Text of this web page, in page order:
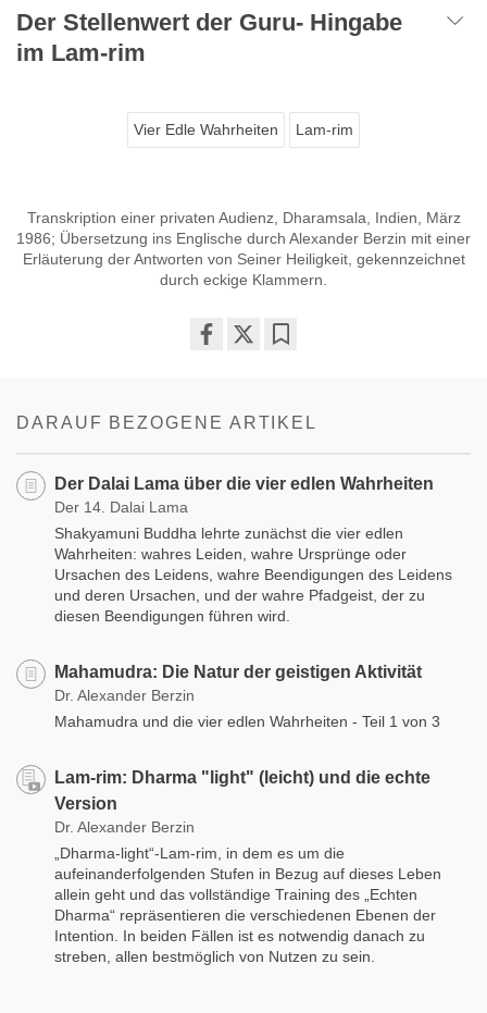
Der Stellenwert der Guru- Hingabe
im Lam-rim
Vier Edle Wahrheiten Lam-rim
Transkription einer privaten Audienz, Dharamsala, Indien, März
1986; Übersetzung ins Englische durch Alexander Berzin mit einer
Erläuterung der Antworten von Seiner Heiligkeit, gekennzeichnet
durch eckige Klammern.
DARAUF BEZOGENE ARTIKEL
Der Dalai Lama über die vier edlen Wahrheiten
Der 14. Dalai Lama
Shakyamuni Buddha lehrte zunächst die vier edlen
Wahrheiten: wahres Leiden, wahre Ursprünge oder
Ursachen des Leidens, wahre Beendigungen des Leidens
und deren Ursachen, und der wahre Pfadgeist, der zu
diesen Beendigungen führen wird.
Mahamudra: Die Natur der geistigen Aktivität
Dr. Alexander Berzin
Mahamudra und die vier edlen Wahrheiten - Teil 1 von 3
Lam-rim: Dharma "light" (leicht) und die echte
Version
Dr. Alexander Berzin
„Dharma-light“-Lam-rim, in dem es um die
aufeinanderfolgenden Stufen in Bezug auf dieses Leben
allein geht und das vollständige Training des „Echten
Dharma“ repräsentieren die verschiedenen Ebenen der
Intention. In beiden Fällen ist es notwendig danach zu
streben, allen bestmöglich von Nutzen zu sein.